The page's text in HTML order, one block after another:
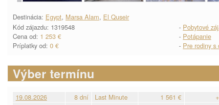
Destinácia: Egypt, Marsa Alam, El Quseir
Kód zájazdu: 1319548
Cena od: 1 253 €
Príplatky od: 0 €
- Pobytové
- Potápanie
- Pre rodiny s
Výber termínu
19.08.2026 8 dní Last Minute 1 561 €